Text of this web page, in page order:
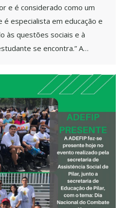
e é considerado como um
é especialista em educação e
às questões sociais e à
se encontra.” A…